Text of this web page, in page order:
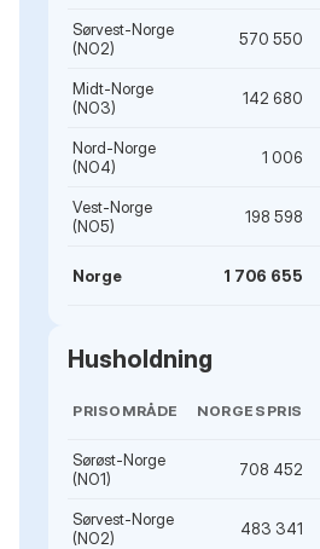
Sørvest-Norge
(NO2)
570 550
Midt-Norge
(NO3)
142 680
Nord-Norge
(NO4)
1 006
Vest-Norge
(NO5)
198 598
Norge 1 706 655
Husholdning
PRISOMRÅDE NORGESPRIS
Sørøst-Norge
(NO1)
708 452
Sørvest-Norge
(NO2)
483 341